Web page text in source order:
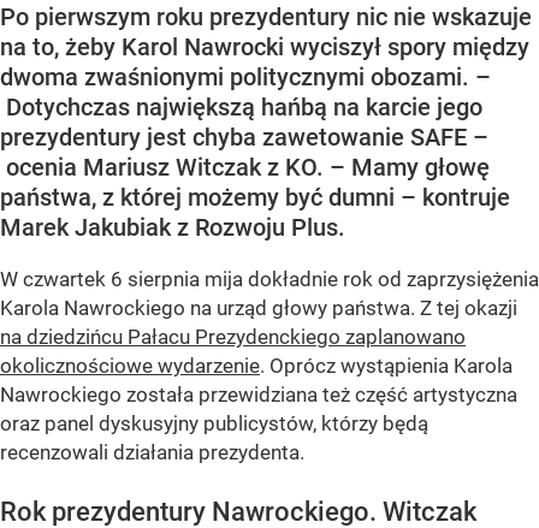
Po pierwszym roku prezydentury nic nie wskazuje
na to, żeby Karol Nawrocki wyciszył spory między
dwoma zwaśnionymi politycznymi obozami. –
Dotychczas największą hańbą na karcie jego
prezydentury jest chyba zawetowanie SAFE –
ocenia Mariusz Witczak z KO. – Mamy głowę
państwa, z której możemy być dumni – kontruje
Marek Jakubiak z Rozwoju Plus.
W czwartek 6 sierpnia mija dokładnie rok od zaprzysiężenia
Karola Nawrockiego na urząd głowy państwa. Z tej okazji
na dziedzińcu Pałacu Prezydenckiego zaplanowano
okolicznościowe wydarzenie. Oprócz wystąpienia Karola
Nawrockiego została przewidziana też część artystyczna
oraz panel dyskusyjny publicystów, którzy będą
recenzowali działania prezydenta.
Rok prezydentury Nawrockiego. Witczak